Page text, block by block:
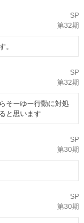
SP
第32期
。
SP
第32期
そーゆー行動に対処
と思います
SP
第30期
SP
第30期